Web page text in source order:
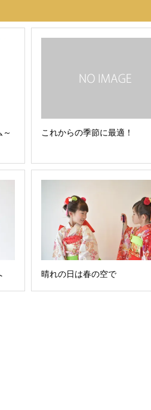
これからの季節に最適！
晴れの日は春の空で